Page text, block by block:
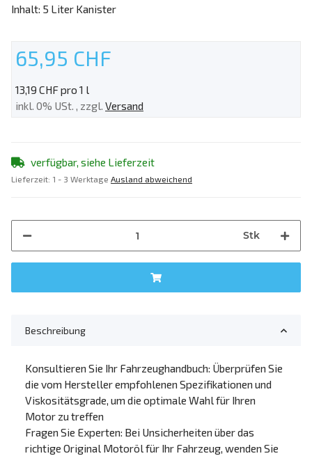
Inhalt: 5 Liter Kanister
65,95 CHF
13,19 CHF pro 1 l
inkl. 0% USt. , zzgl. Versand
verfügbar, siehe Lieferzeit
Lieferzeit: 1 - 3 Werktage Ausland abweichend
Stk
Beschreibung
Konsultieren Sie Ihr Fahrzeughandbuch: Überprüfen Sie
die vom Hersteller empfohlenen Spezifikationen und
Viskositätsgrade, um die optimale Wahl für Ihren
Motor zu treffen
Fragen Sie Experten: Bei Unsicherheiten über das
richtige Original Motoröl für Ihr Fahrzeug, wenden Sie